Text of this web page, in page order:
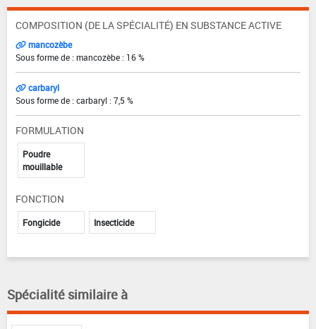
COMPOSITION (DE LA SPÉCIALITÉ) EN SUBSTANCE ACTIVE
mancozèbe
Sous forme de : mancozèbe : 16 %
carbaryl
Sous forme de : carbaryl : 7,5 %
FORMULATION
Poudre
mouillable
FONCTION
Fongicide Insecticide
Spécialité similaire à